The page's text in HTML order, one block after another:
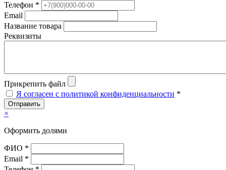
Телефон *
Email
Название товара
Реквизиты
Прикрепить файл
Я согласен с политикой конфиденциальности *
Отправить
×
Оформить долями
ФИО *
Email *